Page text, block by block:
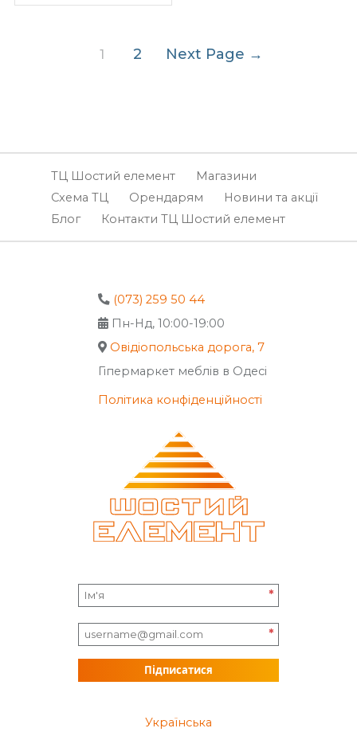
Пагінація
1 2 Next Page →
ТЦ Шостий елемент
Магазини
Схема ТЦ
Орендарям
Новини та акції
Блог
Контакти ТЦ Шостий елемент
(073) 259 50 44
Пн-Нд, 10:00-19:00
Овідіопольська дорога, 7
Гіпермаркет меблів в Одесі
Політика конфіденційності
*
*
Підписатися
Українська